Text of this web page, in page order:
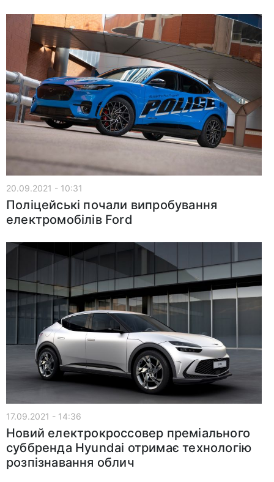
20.09.2021 - 10:31
Поліцейські почали випробування
електромобілів Ford
17.09.2021 - 14:36
Новий електрокроссовер преміального
суббренда Hyundai отримає технологію
розпізнавання облич